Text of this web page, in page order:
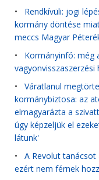
• Rendkívüli: jogi
kormány döntése
meccs Magyar
• Kormányinfó: még
• Váratlanul
kormánybiztosa: az
elmagyarázta a
úgy képzeljük el
látunk'
• A Revolut
ezért nem férnek